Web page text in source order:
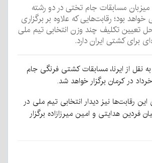
میزبان مسابقات جام تختی در دو رشته
بود؛ رقابت‌هایی که علاوه بر برگزاری
تعیین تکلیف چند وزن انتخابی تیم ملی
برای کشتی ایران دارد.
نقل از ایرنا، مسابقات کشتی فرنگی جام
این رقابت‌ها نیز دیدار انتخابی تیم ملی در
میان فردین هدایتی و امین میرزازاده برگزار